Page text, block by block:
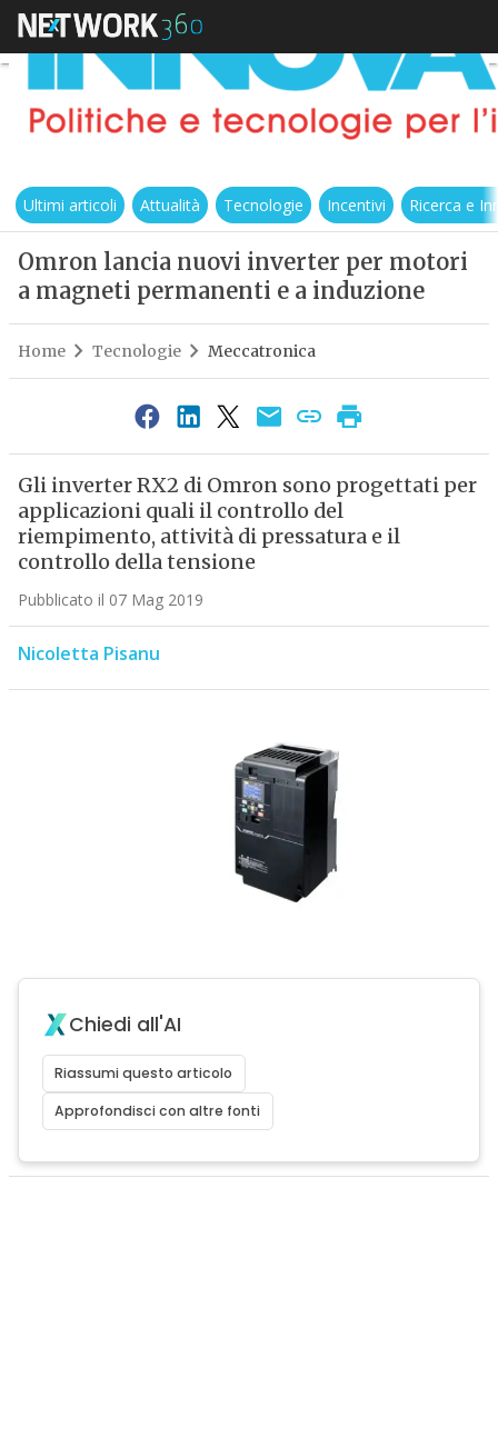
Ultimi articoli Attualità Tecnologie Incentivi Ricerca e
Omron lancia nuovi inverter per motori
a magneti permanenti e a induzione
Home Tecnologie Meccatronica
Gli inverter RX2 di Omron sono progettati per
applicazioni quali il controllo del
riempimento, attività di pressatura e il
controllo della tensione
Pubblicato il 07 Mag 2019
Nicoletta Pisanu
Chiedi all'AI
Riassumi questo articolo
Approfondisci con altre fonti